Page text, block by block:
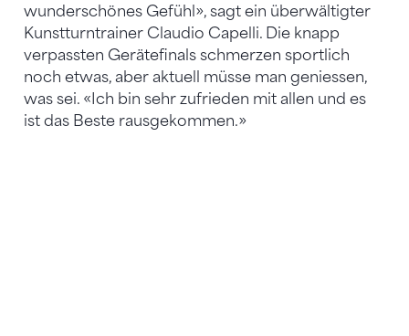
wunderschönes Gefühl», sagt ein überwältigter
Kunstturntrainer Claudio Capelli. Die knapp
verpassten Gerätefinals schmerzen sportlich
noch etwas, aber aktuell müsse man geniessen,
was sei. «Ich bin sehr zufrieden mit allen und es
ist das Beste rausgekommen.»